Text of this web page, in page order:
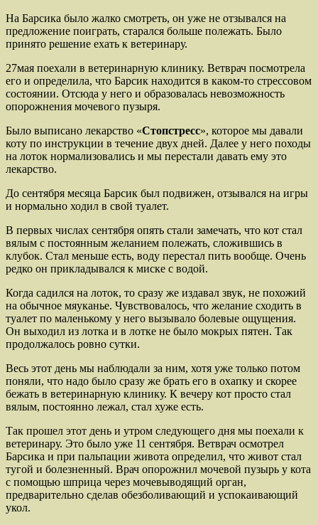
На Барсика было жалко смотреть, он уже не отзывался на
предложение поиграть, старался больше полежать. Было
принято решение ехать к ветеринару.
27мая поехали в ветеринарную клинику. Ветврач посмотрела
его и определила, что Барсик находится в каком-то стрессовом
состоянии. Отсюда у него и образовалась невозможность
опорожнения мочевого пузыря.
Было выписано лекарство «Стопстресс», которое мы давали
коту по инструкции в течение двух дней. Далее у него походы
на лоток нормализовались и мы перестали давать ему это
лекарство.
До сентября месяца Барсик был подвижен, отзывался на игры
и нормально ходил в свой туалет.
В первых числах сентября опять стали замечать, что кот стал
вялым с постоянным желанием полежать, сложившись в
клубок. Стал меньше есть, воду перестал пить вообще. Очень
редко он прикладывался к миске с водой.
Когда садился на лоток, то сразу же издавал звук, не похожий
на обычное мяуканье. Чувствовалось, что желание сходить в
туалет по маленькому у него вызывало болевые ощущения.
Он выходил из лотка и в лотке не было мокрых пятен. Так
продолжалось ровно сутки.
Весь этот день мы наблюдали за ним, хотя уже только потом
поняли, что надо было сразу же брать его в охапку и скорее
бежать в ветеринарную клинику. К вечеру кот просто стал
вялым, постоянно лежал, стал хуже есть.
Так прошел этот день и утром следующего дня мы поехали к
ветеринару. Это было уже 11 сентября. Ветврач осмотрел
Барсика и при пальпации живота определил, что живот стал
тугой и болезненный. Врач опорожнил мочевой пузырь у кота
с помощью шприца через мочевыводящий орган,
предварительно сделав обезболивающий и успокаивающий
укол.